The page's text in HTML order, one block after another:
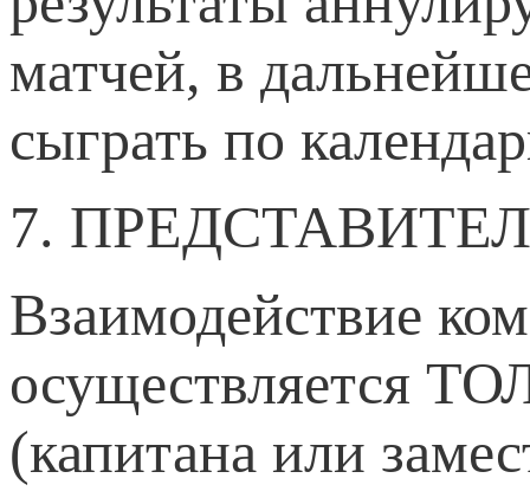
матчей, в
сыграть по
7.
Взаимодействие
осуществляется
(капитана или